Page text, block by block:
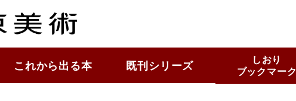
これから出る本 既刊シリーズ
しおり
ブックマーク